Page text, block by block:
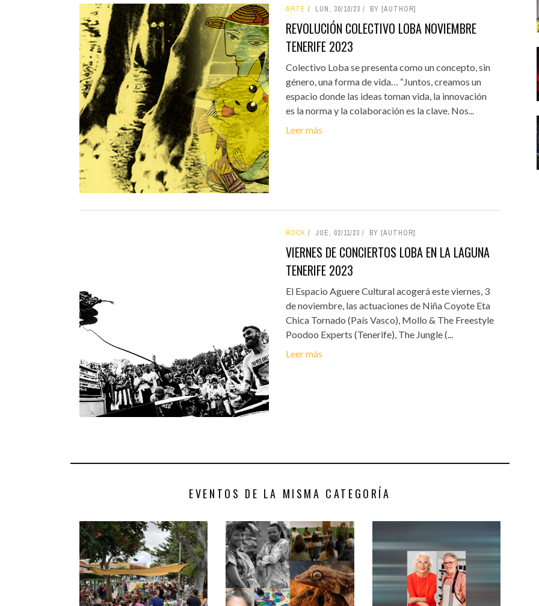
ARTE LUN, 30/10/23 BY [AUTHOR]
REVOLUCIÓN COLECTIVO LOBA NOVIEMBRE
TENERIFE 2023
Colectivo Loba se presenta como un concepto, sin
género, una forma de vida… “Juntos, creamos un
espacio donde las ideas toman vida, la innovación
es la norma y la colaboración es la clave. Nos...
Leer más
ROCK JUE, 02/11/23 BY [AUTHOR]
VIERNES DE CONCIERTOS LOBA EN LA LAGUNA
TENERIFE 2023
El Espacio Aguere Cultural acogerá este viernes, 3
de noviembre, las actuaciones de Niña Coyote Eta
Chica Tornado (País Vasco), Mollo & The Freestyle
Poodoo Experts (Tenerife), The Jungle (...
Leer más
EVENTOS DE LA MISMA CATEGORÍA